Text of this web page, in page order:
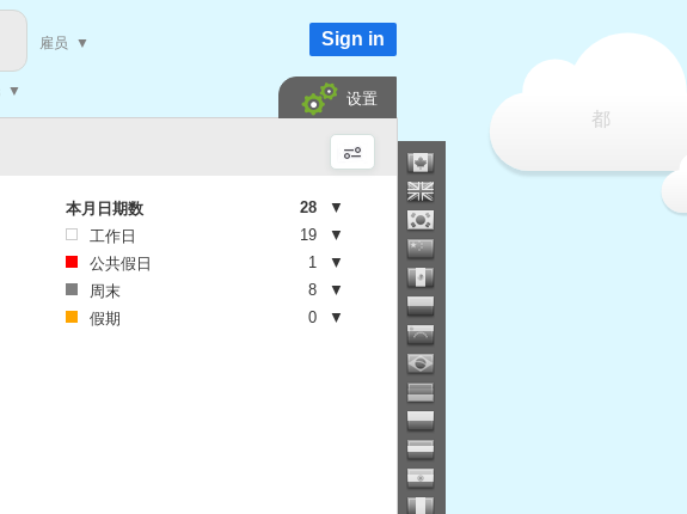
都
▼
雇员 ▼ Sign in
设置
本月日期数 28
▼
工作日
19
▼
公共假日
1
▼
周末
8
▼
假期
0 ▼